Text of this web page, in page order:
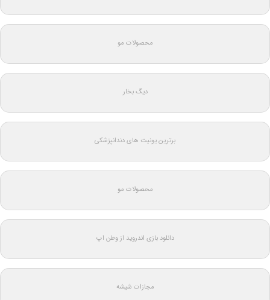
محصولات مو
دیگ بخار
برترین یونیت های دندانپزشکی
محصولات مو
دانلود بازی اندروید از وطن اپ
مجازات شیشه